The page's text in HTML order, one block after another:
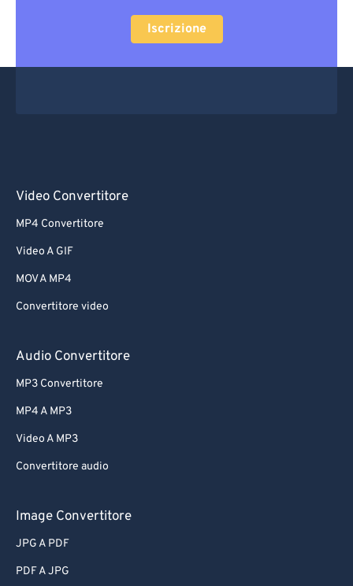
Iscrizione
Video Convertitore
MP4 Convertitore
Video A GIF
MOV A MP4
Convertitore video
Audio Convertitore
MP3 Convertitore
MP4 A MP3
Video A MP3
Convertitore audio
Image Convertitore
JPG A PDF
PDF A JPG